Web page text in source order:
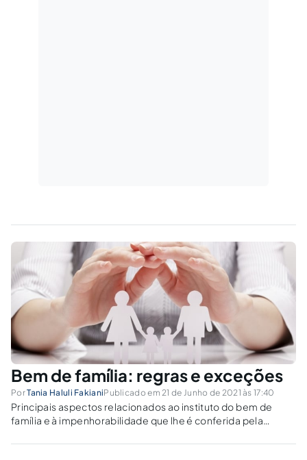
Bem de família: regras e exceções
PorTania Haluli FakianiPublicado em 21 de Junho de 2021 às 17:40
Principais aspectos relacionados ao instituto do bem de
família e à impenhorabilidade que lhe é conferida pela